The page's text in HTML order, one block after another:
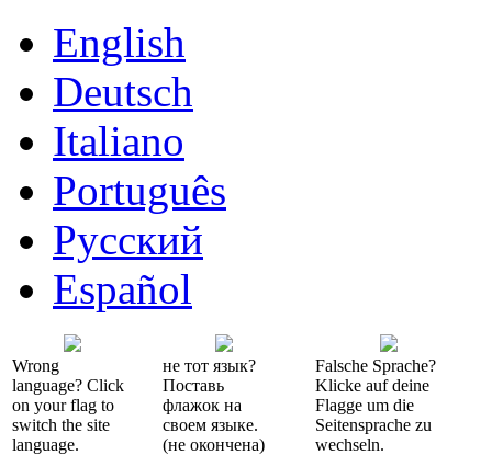
English
Deutsch
Italiano
Português
Русский
Español
Wrong
language? Click
on your flag to
switch the site
language.
не тот язык?
Поставь
флажок на
своем языке.
(не окончена)
Falsche Sprache?
Klicke auf deine
Flagge um die
Seitensprache zu
wechseln.